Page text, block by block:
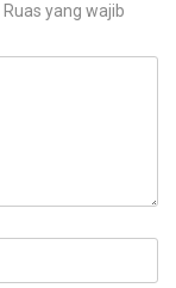
Ruas yang wajib